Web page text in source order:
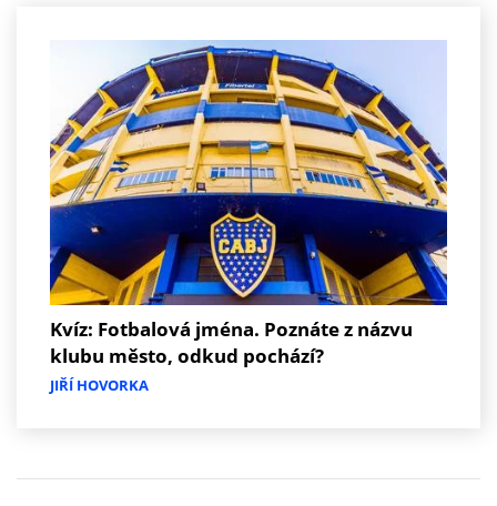
Kvíz: Fotbalová jména. Poznáte z názvu
klubu město, odkud pochází?
JIŘÍ HOVORKA